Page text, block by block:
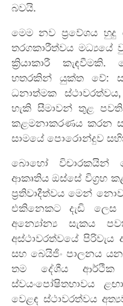
බවයි.
මෙම නව ප්‍රවේශය හුදු
තරගකාරීත්වය මධ්‍යයේ
ක්‍රියාකාරී
හතරකින් යුක්ත වේ:
ධනාත්මක
හැකි සීමාවන් තුළ
කළමනාකරණය කරන
සාමයේ පොරොන්දුව
බොහෝ විචාරකයින්
ආකෘතිය ඔස්සේ විග්‍රහ
ප්‍රතිවාදීත්වය මෙන්
එකිනෙකට දැඩි
අන්‍යෝන්‍ය සැකය
අස්ථාවරත්වයේ
සහ බෙයිජිං පාලනය
තම දේශීය ආර්ථික
ස්වයංපෝෂිතභාවය
වෙළඳ ස්ථාවරත්වය